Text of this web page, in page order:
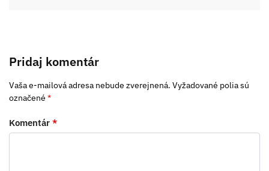
Pridaj komentár
Vaša e-mailová adresa nebude zverejnená. Vyžadované polia sú
označené *
Komentár *